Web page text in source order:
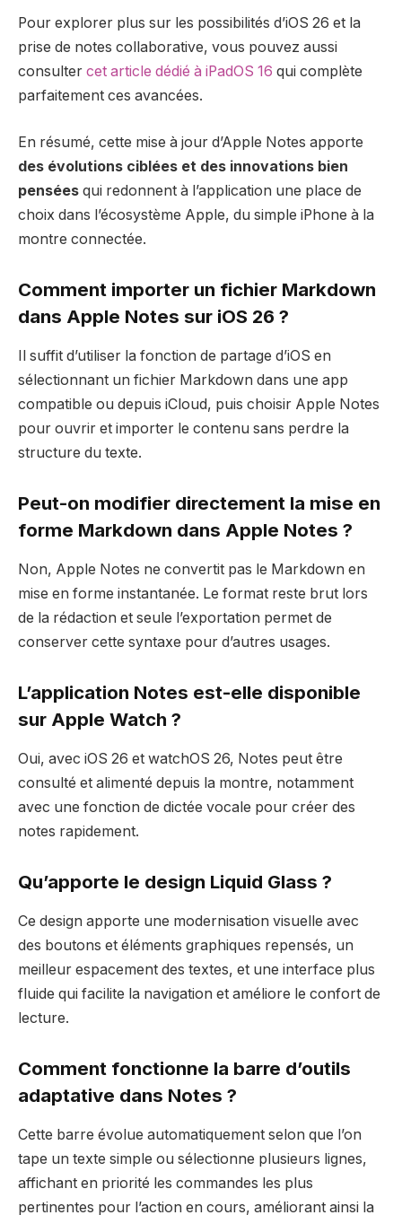
Pour explorer plus sur les possibilités d’iOS 26 et la
prise de notes collaborative, vous pouvez aussi
consulter cet article dédié à iPadOS 16 qui complète
parfaitement ces avancées.
En résumé, cette mise à jour d’Apple Notes apporte
des évolutions ciblées et des innovations bien
pensées qui redonnent à l’application une place de
choix dans l’écosystème Apple, du simple iPhone à la
montre connectée.
Comment importer un fichier Markdown
dans Apple Notes sur iOS 26 ?
Il suffit d’utiliser la fonction de partage d’iOS en
sélectionnant un fichier Markdown dans une app
compatible ou depuis iCloud, puis choisir Apple Notes
pour ouvrir et importer le contenu sans perdre la
structure du texte.
Peut-on modifier directement la mise en
forme Markdown dans Apple Notes ?
Non, Apple Notes ne convertit pas le Markdown en
mise en forme instantanée. Le format reste brut lors
de la rédaction et seule l’exportation permet de
conserver cette syntaxe pour d’autres usages.
L’application Notes est-elle disponible
sur Apple Watch ?
Oui, avec iOS 26 et watchOS 26, Notes peut être
consulté et alimenté depuis la montre, notamment
avec une fonction de dictée vocale pour créer des
notes rapidement.
Qu’apporte le design Liquid Glass ?
Ce design apporte une modernisation visuelle avec
des boutons et éléments graphiques repensés, un
meilleur espacement des textes, et une interface plus
fluide qui facilite la navigation et améliore le confort de
lecture.
Comment fonctionne la barre d’outils
adaptative dans Notes ?
Cette barre évolue automatiquement selon que l’on
tape un texte simple ou sélectionne plusieurs lignes,
affichant en priorité les commandes les plus
pertinentes pour l’action en cours, améliorant ainsi la